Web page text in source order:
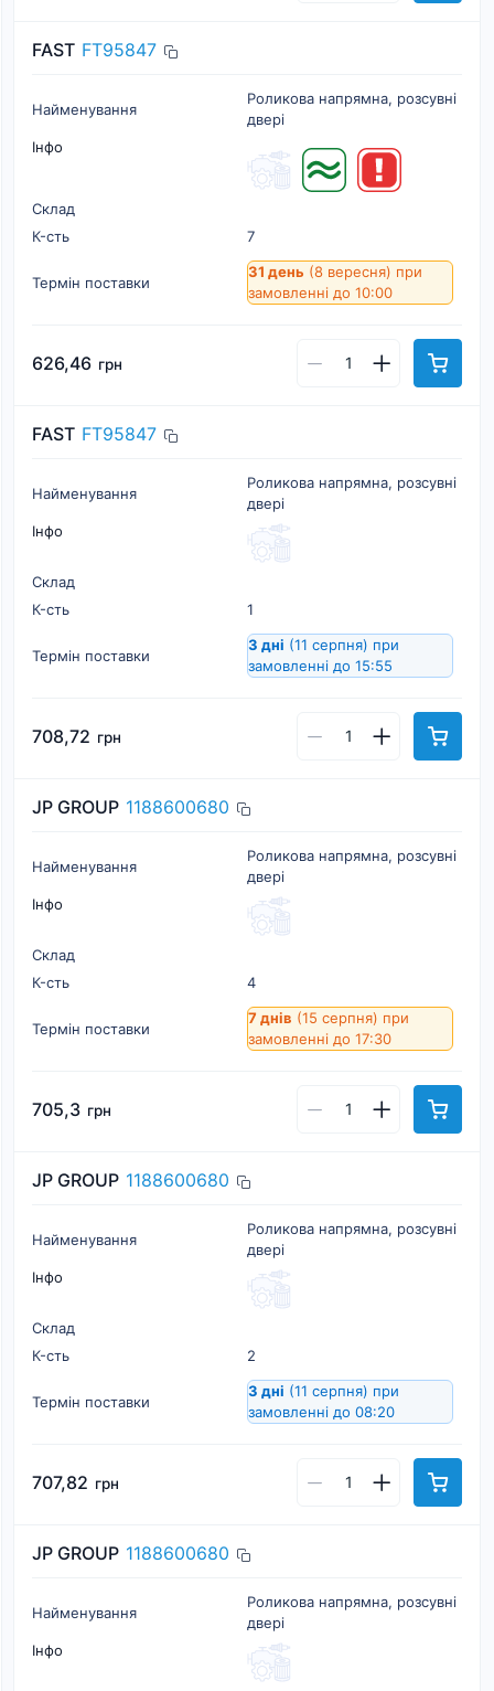
FAST FT95847
Найменування
Роликова напрямна, розсувні
двері
Інфо
Склад
К-cть
7
Термін поставки
31 день (8 вересня) при
замовленні до 10:00
626,46 грн
FAST FT95847
Найменування
Роликова напрямна, розсувні
двері
Інфо
Склад
К-cть
1
Термін поставки
3 дні (11 серпня) при
замовленні до 15:55
708,72 грн
JP GROUP 1188600680
Найменування
Роликова напрямна, розсувні
двері
Інфо
Склад
К-cть
4
Термін поставки
7 днів (15 серпня) при
замовленні до 17:30
705,3 грн
JP GROUP 1188600680
Найменування
Роликова напрямна, розсувні
двері
Інфо
Склад
К-cть
2
Термін поставки
3 дні (11 серпня) при
замовленні до 08:20
707,82 грн
JP GROUP 1188600680
Найменування
Роликова напрямна, розсувні
двері
Інфо